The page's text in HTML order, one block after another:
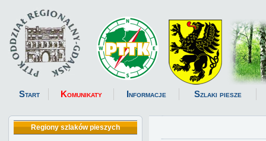
Start Komunikaty Informacje Szlaki piesze
Regiony szlaków pieszych